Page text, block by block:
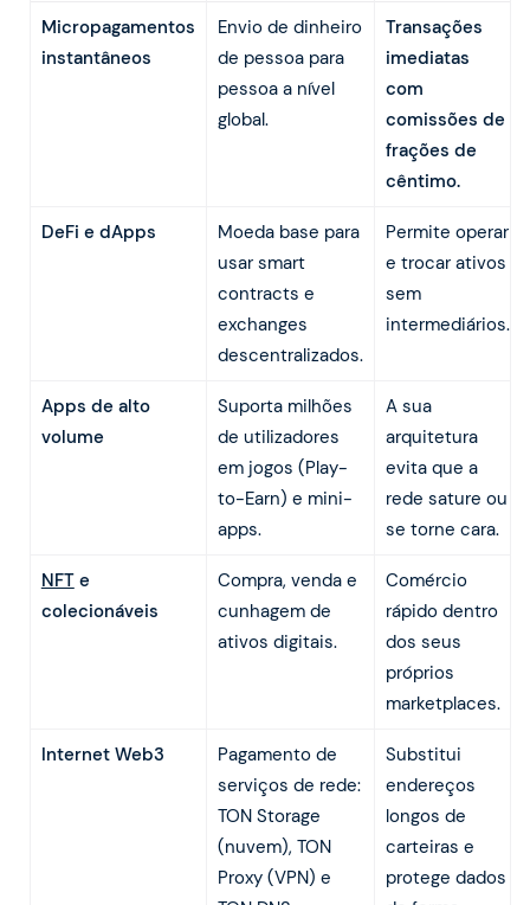
Micropagamentos
instantâneos
Envio de dinheiro
de pessoa para
pessoa a nível
global.
Transações
imediatas
com
comissões de
frações de
cêntimo.
DeFi e dApps
Moeda base para
usar smart
contracts e
exchanges
descentralizados.
Permite operar
e trocar ativos
sem
intermediários.
Apps de alto
volume
Suporta milhões
de utilizadores
em jogos (Play-
to-Earn) e mini-
apps.
A sua
arquitetura
evita que a
rede sature ou
se torne cara.
NFTe
colecionáveis
Compra, venda e
cunhagem de
ativos digitais.
Comércio
rápido dentro
dos seus
próprios
marketplaces.
Internet Web3
Pagamento de
serviços de rede:
TON Storage
(nuvem), TON
Proxy (VPN) e
Substitui
endereços
longos de
carteiras e
protege dados